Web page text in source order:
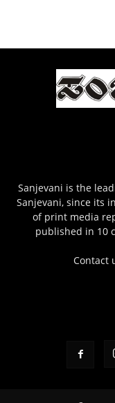
Sanjevani is the
Sanjevani, since its
of print media
published in 10
Contact